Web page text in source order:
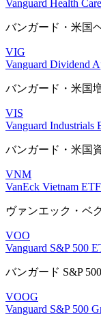
Vanguard Health
バンガード・米国
VIG
Vanguard Dividend
バンガード・米国
VIS
Vanguard Industrials
バンガード・米国
VNM
VanEck Vietnam ETF
ヴァンエック・ベ
VOO
Vanguard S&P 500
バンガード S&P
VOOG
Vanguard S&P 500